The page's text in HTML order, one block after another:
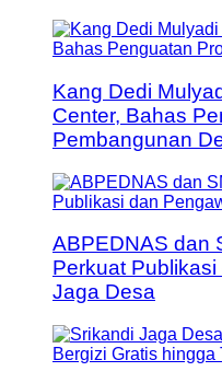
Kang Dedi
Center, Bahas
Pembangunan
ABPEDNAS dan
Perkuat
Jaga Desa